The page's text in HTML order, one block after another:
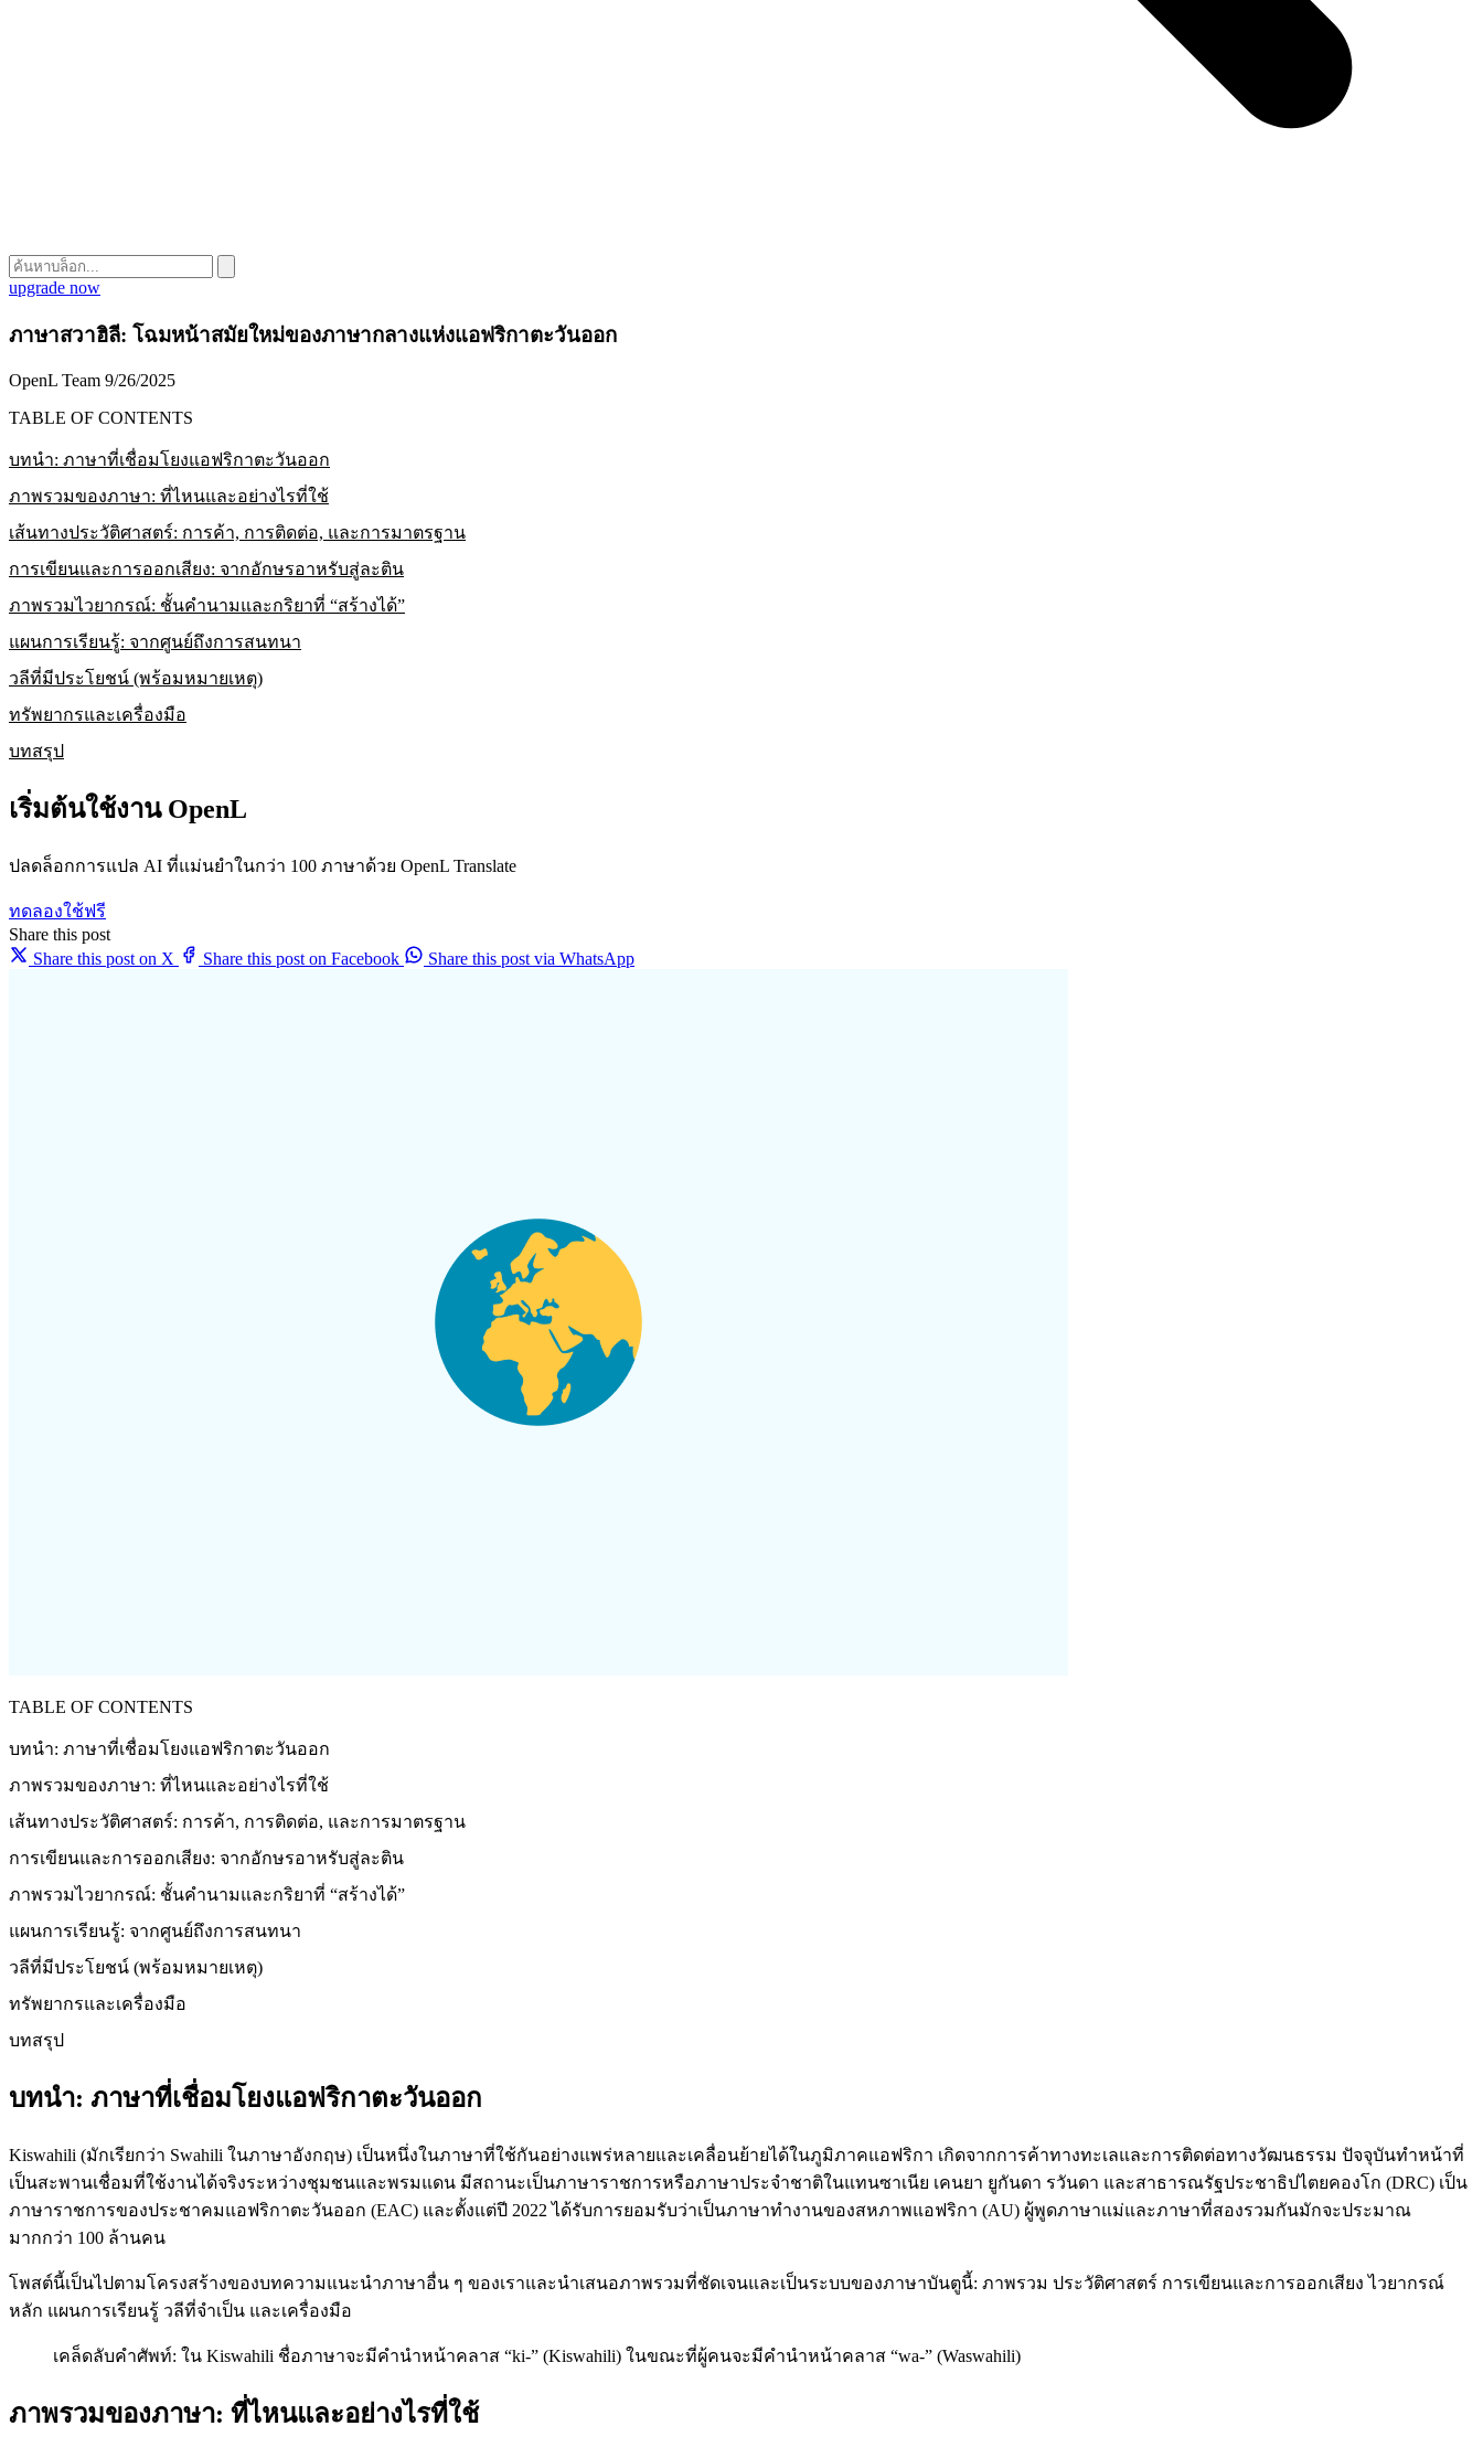
upgrade now
ภาษาสวาฮิลี: โฉมหน้าสมัยใหม่ของภาษากลางแห่งแอฟริกาตะวันออก
OpenL Team 9/26/2025
TABLE OF CONTENTS
บทนำ: ภาษาที่เชื่อมโยงแอฟริกาตะวันออก
ภาพรวมของภาษา: ที่ไหนและอย่างไรที่ใช้
เส้นทางประวัติศาสตร์: การค้า, การติดต่อ, และการมาตรฐาน
การเขียนและการออกเสียง: จากอักษรอาหรับสู่ละติน
ภาพรวมไวยากรณ์: ชั้นคำนามและกริยาที่ “สร้างได้”
แผนการเรียนรู้: จากศูนย์ถึงการสนทนา
วลีที่มีประโยชน์ (พร้อมหมายเหตุ)
ทรัพยากรและเครื่องมือ
บทสรุป
เริ่มต้นใช้งาน OpenL
ปลดล็อกการแปล AI ที่แม่นยำในกว่า 100 ภาษาด้วย OpenL Translate
ทดลองใช้ฟรี
Share this post
Share this post on X
Share this post on Facebook Share this post via WhatsApp
TABLE OF CONTENTS
บทนำ: ภาษาที่เชื่อมโยงแอฟริกาตะวันออก
ภาพรวมของภาษา: ที่ไหนและอย่างไรที่ใช้
เส้นทางประวัติศาสตร์: การค้า, การติดต่อ, และการมาตรฐาน
การเขียนและการออกเสียง: จากอักษรอาหรับสู่ละติน
ภาพรวมไวยากรณ์: ชั้นคำนามและกริยาที่ “สร้างได้”
แผนการเรียนรู้: จากศูนย์ถึงการสนทนา
วลีที่มีประโยชน์ (พร้อมหมายเหตุ)
ทรัพยากรและเครื่องมือ
บทสรุป
บทนำ: ภาษาที่เชื่อมโยงแอฟริกาตะวันออก
Kiswahili (มักเรียกว่า Swahili ในภาษาอังกฤษ) เป็นหนึ่งในภาษาที่ใช้กันอย่างแพร่หลายและเคลื่อนย้ายได้ในภูมิภาคแอฟริกา เกิดจากการค้าทางทะเลและการติดต่อทางวัฒนธรรม ปัจจุบันทำหน้าที่
เป็นสะพานเชื่อมที่ใช้งานได้จริงระหว่างชุมชนและพรมแดน มีสถานะเป็นภาษาราชการหรือภาษาประจำชาติในแทนซาเนีย เคนยา ยูกันดา รวันดา และสาธารณรัฐประชาธิปไตยคองโก (DRC) เป็น
ภาษาราชการของประชาคมแอฟริกาตะวันออก (EAC) และตั้งแต่ปี 2022 ได้รับการยอมรับว่าเป็นภาษาทำงานของสหภาพแอฟริกา (AU) ผู้พูดภาษาแม่และภาษาที่สองรวมกันมักจะประมาณ
มากกว่า 100 ล้านคน
โพสต์นี้เป็นไปตามโครงสร้างของบทความแนะนำภาษาอื่น ๆ ของเราและนำเสนอภาพรวมที่ชัดเจนและเป็นระบบของภาษาบันตูนี้: ภาพรวม ประวัติศาสตร์ การเขียนและการออกเสียง ไวยากรณ์
หลัก แผนการเรียนรู้ วลีที่จำเป็น และเครื่องมือ
เคล็ดลับคำศัพท์: ใน Kiswahili ชื่อภาษาจะมีคำนำหน้าคลาส “ki-” (Kiswahili) ในขณะที่ผู้คนจะมีคำนำหน้าคลาส “wa-” (Waswahili)
ภาพรวมของภาษา: ที่ไหนและอย่างไรที่ใช้